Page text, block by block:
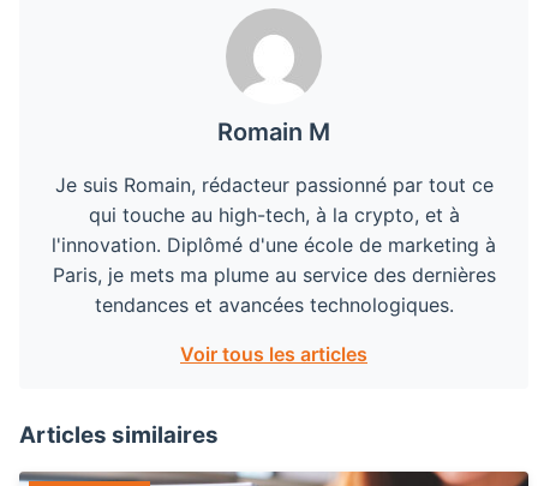
Romain M
Je suis Romain, rédacteur passionné par tout ce
qui touche au high-tech, à la crypto, et à
l'innovation. Diplômé d'une école de marketing à
Paris, je mets ma plume au service des dernières
tendances et avancées technologiques.
Voir tous les articles
Articles similaires